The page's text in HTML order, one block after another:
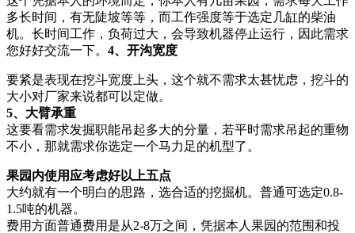
多长时间，有无陡坡等等，而工作强度等于选定几缸的柴油
机。长时间工作，负荷过大，会导致机器停止运行，因此需求
您好好交流一下。 4、开沟宽度
要紧是表现在挖斗宽度上头，这个就不需求太甚忧虑，挖斗的
大小对厂家来说都可以定做。
5、大臂承重
这要看需求发掘职能吊起多大的分量，若平时需求吊起的重物
不小，那就需求你选定一个马力足的机型了。
果园内使用应考虑好以上五点
大约就有一个明白的思路，选合适的挖掘机。普通可选定0.8-
1.5吨的机器。
费用方面普通费用是从2-8万之间，凭据本人果园的范围和投